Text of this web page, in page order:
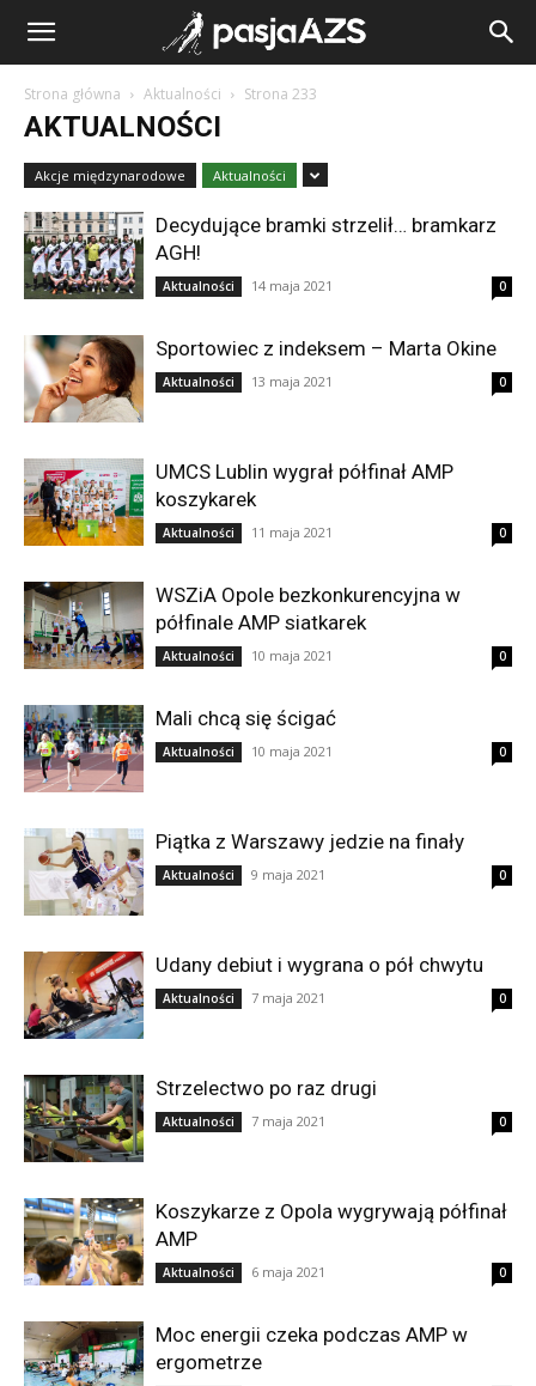
Strona główna Aktualności Strona 233
AKTUALNOŚCI
Akcje międzynarodowe Aktualności
Decydujące bramki strzelił… bramkarz
AGH!
Aktualności 14 maja 2021 0
Sportowiec z indeksem – Marta Okine
Aktualności 13 maja 2021 0
UMCS Lublin wygrał półfinał AMP
koszykarek
Aktualności 11 maja 2021 0
WSZiA Opole bezkonkurencyjna w
półfinale AMP siatkarek
Aktualności 10 maja 2021 0
Mali chcą się ścigać
Aktualności 10 maja 2021 0
Piątka z Warszawy jedzie na finały
Aktualności 9 maja 2021 0
Udany debiut i wygrana o pół chwytu
Aktualności 7 maja 2021 0
Strzelectwo po raz drugi
Aktualności 7 maja 2021 0
Koszykarze z Opola wygrywają półfinał
AMP
Aktualności 6 maja 2021 0
Moc energii czeka podczas AMP w
ergometrze